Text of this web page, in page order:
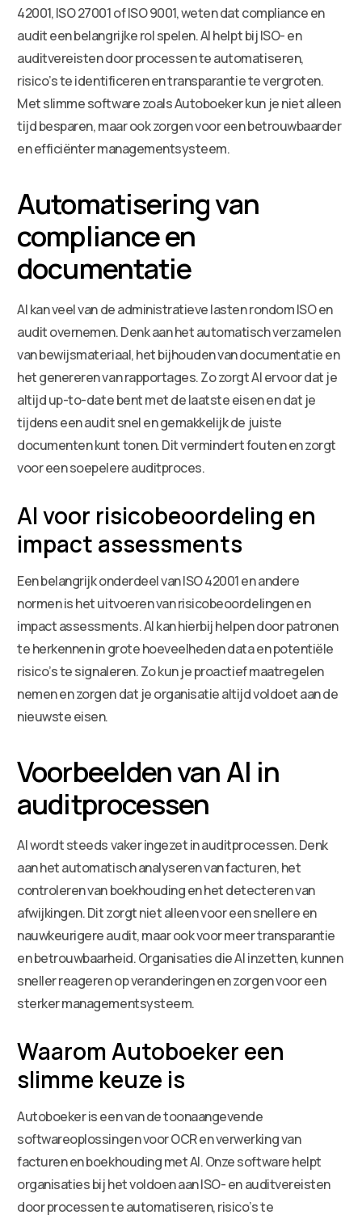
42001, ISO 27001 of ISO 9001, weten dat compliance en
audit een belangrijke rol spelen. AI helpt bij ISO- en
auditvereisten door processen te automatiseren,
risico’s te identificeren en transparantie te vergroten.
Met slimme software zoals Autoboeker kun je niet alleen
tijd besparen, maar ook zorgen voor een betrouwbaarder
en efficiënter managementsysteem.
Automatisering van
compliance en
documentatie
AI kan veel van de administratieve lasten rondom ISO en
audit overnemen. Denk aan het automatisch verzamelen
van bewijsmateriaal, het bijhouden van documentatie en
het genereren van rapportages. Zo zorgt AI ervoor dat je
altijd up-to-date bent met de laatste eisen en dat je
tijdens een audit snel en gemakkelijk de juiste
documenten kunt tonen. Dit vermindert fouten en zorgt
voor een soepelere auditproces.
AI voor risicobeoordeling en
impact assessments
Een belangrijk onderdeel van ISO 42001 en andere
normen is het uitvoeren van risicobeoordelingen en
impact assessments. AI kan hierbij helpen door patronen
te herkennen in grote hoeveelheden data en potentiële
risico’s te signaleren. Zo kun je proactief maatregelen
nemen en zorgen dat je organisatie altijd voldoet aan de
nieuwste eisen.
Voorbeelden van AI in
auditprocessen
AI wordt steeds vaker ingezet in auditprocessen. Denk
aan het automatisch analyseren van facturen, het
controleren van boekhouding en het detecteren van
afwijkingen. Dit zorgt niet alleen voor een snellere en
nauwkeurigere audit, maar ook voor meer transparantie
en betrouwbaarheid. Organisaties die AI inzetten, kunnen
sneller reageren op veranderingen en zorgen voor een
sterker managementsysteem.
Waarom Autoboeker een
slimme keuze is
Autoboeker is een van de toonaangevende
softwareoplossingen voor OCR en verwerking van
facturen en boekhouding met AI. Onze software helpt
organisaties bij het voldoen aan ISO- en auditvereisten
door processen te automatiseren, risico’s te